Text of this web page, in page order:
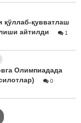
қўллаб-қувватлаш
айтилди
1
Олимпиадада
0